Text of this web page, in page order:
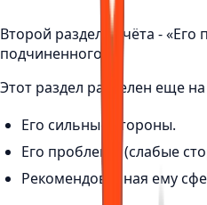
Второй раздел отчёта - «Его
подчиненного».
Этот раздел разделен еще
Его сильные стороны.
Его проблемы (слабые
Рекомендованная ему